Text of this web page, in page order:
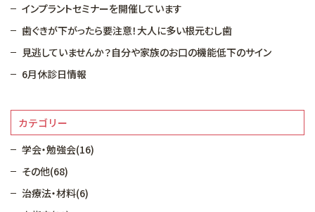
インプラントセミナーを開催しています
歯ぐきが下がったら要注意！大人に多い根元むし歯
見逃していませんか？自分や家族のお口の機能低下のサイン
6月休診日情報
カテゴリー
学会・勉強会(16)
その他(68)
治療法・材料(6)